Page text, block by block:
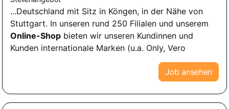
...Deutschland mit Sitz in Köngen, in der Nähe von
Stuttgart. In unseren rund 250 Filialen und unserem
Online-Shop bieten wir unseren Kundinnen und
Kunden internationale Marken (u.a. Only, Vero
Job ansehen